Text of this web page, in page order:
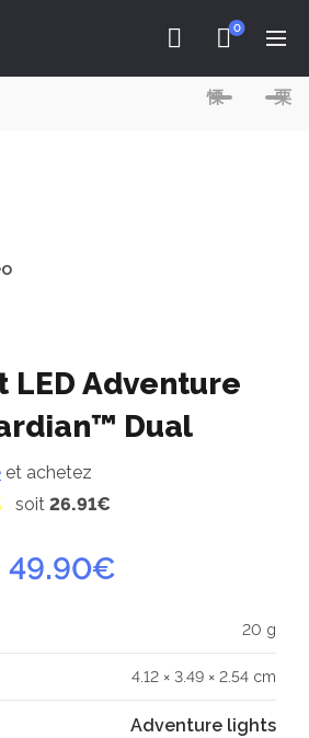
0
LED Adventure
Dual
et achetez
soit 26.91€
49.90€
prix :
29.90€
20 g
4.12 × 3.49 × 2.54 cm
Adventure lights